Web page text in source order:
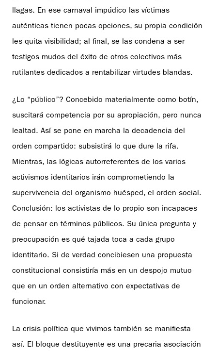
llagas. En ese carnaval impúdico las víctimas
auténticas tienen pocas opciones, su propia condición
les quita visibilidad; al final, se las condena a ser
testigos mudos del éxito de otros colectivos más
rutilantes dedicados a rentabilizar virtudes blandas.
¿Lo “público”? Concebido materialmente como botín,
suscitará competencia por su apropiación, pero nunca
lealtad. Así se pone en marcha la decadencia del
orden compartido: subsistirá lo que dure la rifa.
Mientras, las lógicas autorreferentes de los varios
activismos identitarios irán comprometiendo la
supervivencia del organismo huésped, el orden social.
Conclusión: los activistas de lo propio son incapaces
de pensar en términos públicos. Su única pregunta y
preocupación es qué tajada toca a cada grupo
identitario. Si de verdad concibiesen una propuesta
constitucional consistiría más en un despojo mutuo
que en un orden alternativo con expectativas de
funcionar.
La crisis política que vivimos también se manifiesta
así. El bloque destituyente es una precaria asociación